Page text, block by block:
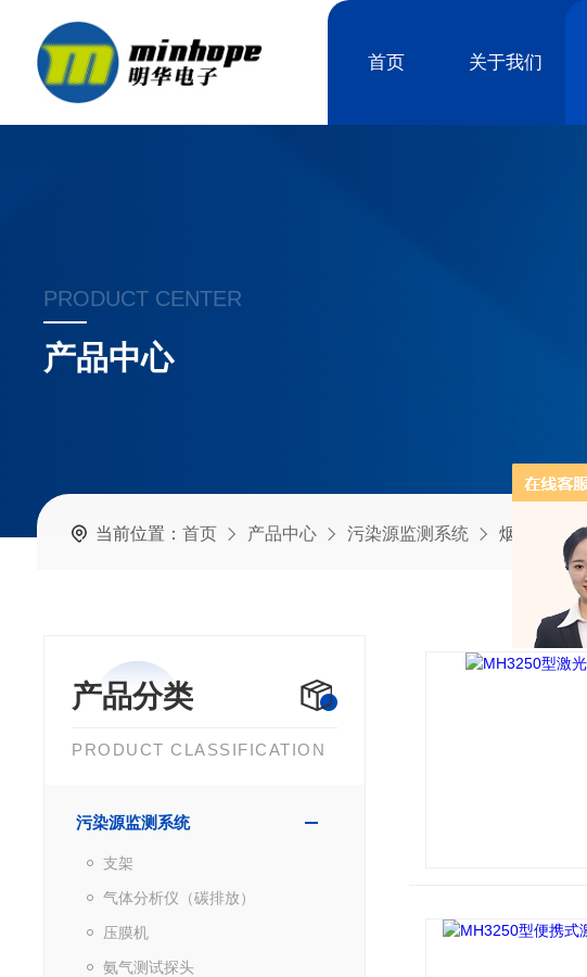
首页 关于我们
PRODUCT CENTER
产品中心
当前位置： 首页 产品中心 污染源监测系统 烟尘测试仪
产品分类
PRODUCT CLASSIFICATION
污染源监测系统
支架
气体分析仪（碳排放）
压膜机
氨气测试探头